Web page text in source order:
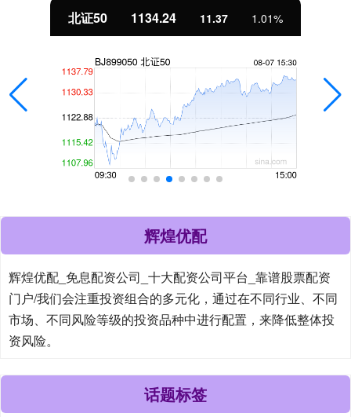
北证50 1134.24 11.37 1.01%
辉煌优配
辉煌优配_免息配资公司_十大配资公司平台_靠谱股票配资
门户/我们会注重投资组合的多元化，通过在不同行业、不同
市场、不同风险等级的投资品种中进行配置，来降低整体投
资风险。
话题标签